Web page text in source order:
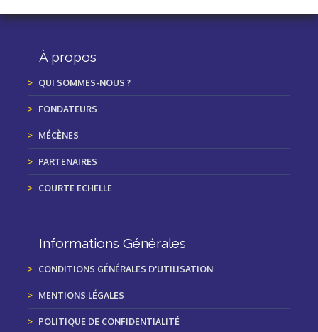
À propos
QUI SOMMES-NOUS ?
FONDATEURS
MÉCÈNES
PARTENAIRES
COURTE ECHELLE
Informations Générales
CONDITIONS GÉNÉRALES D'UTILISATION
MENTIONS LÉGALES
POLITIQUE DE CONFIDENTIALITÉ